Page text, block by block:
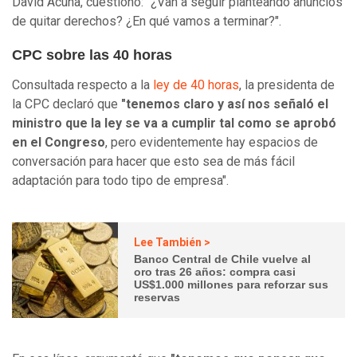
de quitar derechos? ¿En qué vamos a terminar?".
CPC sobre las 40 horas
Consultada respecto a la ley de 40 horas, la presidenta de
la CPC declaró que "tenemos claro y así nos señaló el
ministro que la ley se va a cumplir tal como se aprobó
en el Congreso, pero evidentemente hay espacios de
conversación para hacer que esto sea de más fácil
adaptación para todo tipo de empresa".
Lee También >
Banco Central de Chile vuelve al
oro tras 26 años: compra casi
US$1.000 millones para reforzar sus
reservas